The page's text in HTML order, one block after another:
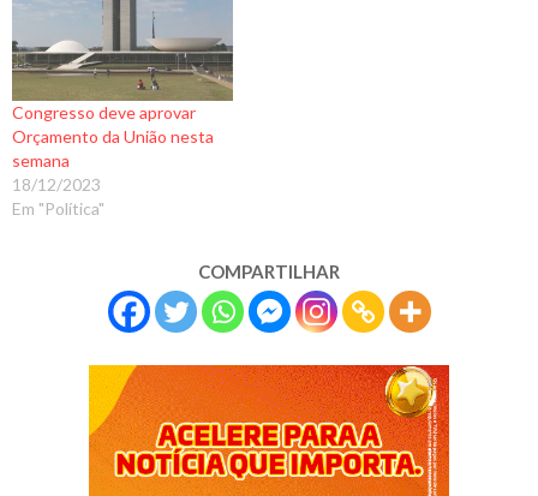
Congresso deve aprovar
Orçamento da União nesta
semana
18/12/2023
Em "Política"
COMPARTILHAR